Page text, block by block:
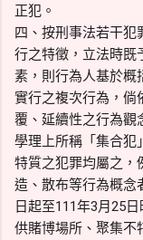
正犯。
四、按刑事法若干犯
行之特徵，立法時既
素，則行為人基於概
實行之複次行為，倘
覆、延續性之行為觀
學理上所稱「集合犯
特質之犯罪均屬之，
造、散布等行為概念
日起至111年3月25
供賭博場所、聚集不